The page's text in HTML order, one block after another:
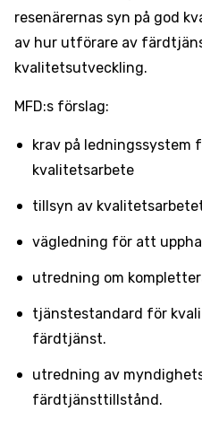
resenärernas syn på god
av hur utförare av
kvalitetsutveckling.
MFD:s förslag:
krav på ledningssystem
kvalitetsarbete
tillsyn av
vägledning för att
utredning om
tjänstestandard för
färdtjänst.
utredning av
färdtjänsttillstånd.